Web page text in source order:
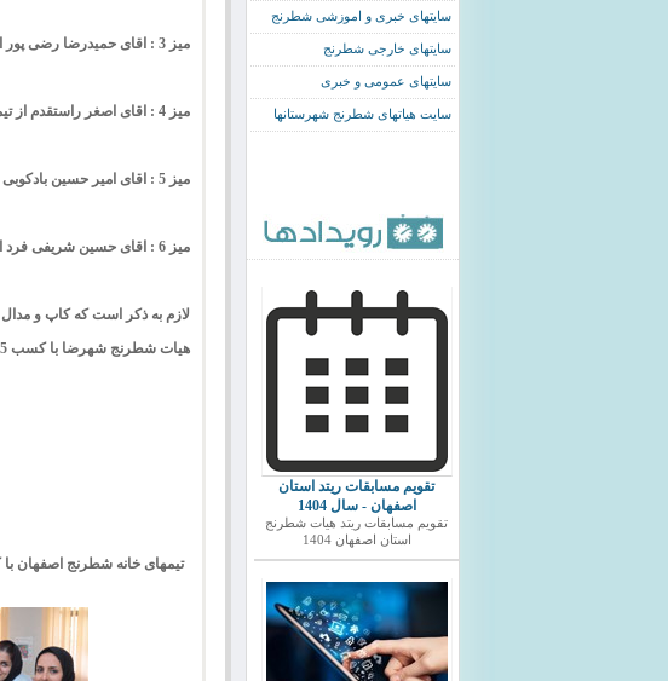
سایتهای خبری و اموزشی شطرنج
سایتهای خارجی شطرنج
سایتهای عمومی و خبری
سایت هیاتهای شطرنج شهرستانها
تقویم مسابقات ریتد استان
اصفهان - سال 1404
تقویم مسابقات ریتد هیات شطرنج
استان اصفهان 1404
میز 3 : اقای حمیدرضا رضی پور از تیم فرااندیشه افاق با کسب 6.5 امتیاز از 8 بازی و 81.3% امتیازات
میز 4 : اقای اصغر راستقدم از تیم احمدرضا وحید با کسب 6.5 امتیاز از 7 بازی و 92.9% امتیازات
میز 5 : اقای امیر حسین بادکوبی از تیم هنرمندان با کسب 5 امتیاز از 6 بازی و 83.3% امتیازات
میز 6 : اقای حسین شریفی فرد از تیم تامین و کسب 6 امتیاز از 6 بازی و 100% امتیازات
لازم به ذکر است که کاپ و مدال
هیات شطرنج شهرضا با کسب 15.5 امتیاز قهرمان شد.